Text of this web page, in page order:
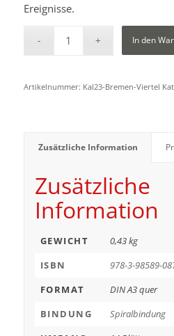
Ereignisse.
In den
Artikelnummer: Kal23-Bremen-Viertel
Zusätzliche Information
Zusätzliche
Information
GEWICHT
0,43 kg
ISBN
978-3-98589-
FORMAT
DIN A3 quer
BINDUNG
Spiralbindung